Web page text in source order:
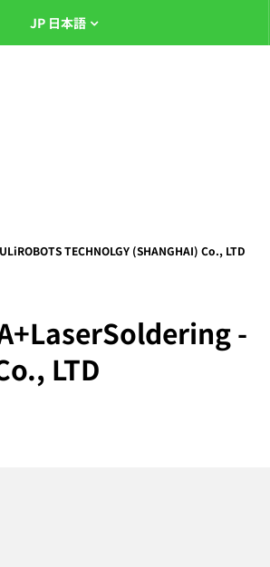
JP 日本語
TECHNOLGY (SHANGHAI) Co., LTD
-
LTD